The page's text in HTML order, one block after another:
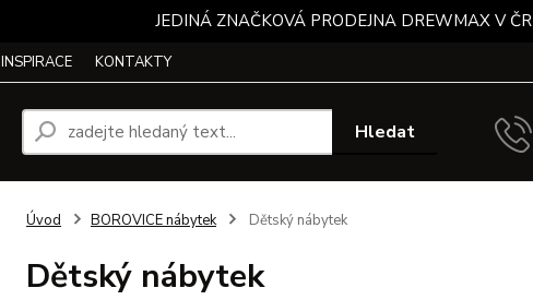
JEDINÁ ZNAČKOVÁ PRODEJNA DREWMAX V ČR
INSPIRACE KONTAKTY
Hledat
Úvod BOROVICE nábytek Dětský nábytek
Dětský nábytek